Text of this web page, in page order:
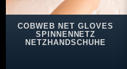
COBWEB NET GLOVES
SPINNENNETZ
NETZHANDSCHUHE